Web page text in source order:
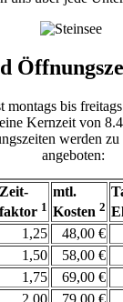
montags bis
Kernzeit von
werden
angeboten:
Zeit-
faktor 1
mtl.
Kosten 2
1,25 48,00 €
1,50 58,00 €
1,75 69,00 €
2,00 79,00 €